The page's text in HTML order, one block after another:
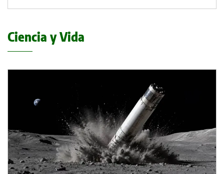
Ciencia y Vida